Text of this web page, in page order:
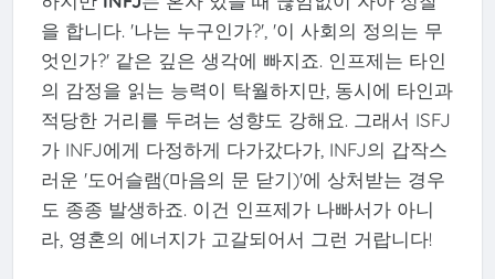
을 합니다. '나는 누구인가?', '이 사회의 정의는 무
엇인가?' 같은 깊은 생각에 빠지죠. 인프제는 타인
의 감정을 읽는 능력이 탁월하지만, 동시에 타인과
적당한 거리를 두려는 성향도 강해요. 그래서 ISFJ
가 INFJ에게 다정하게 다가갔다가, INFJ의 갑작스
러운 '도어슬램(마음의 문 닫기)'에 상처받는 경우
도 종종 발생하죠. 이건 인프제가 나빠서가 아니
라, 영혼의 에너지가 고갈되어서 그런 거랍니다!